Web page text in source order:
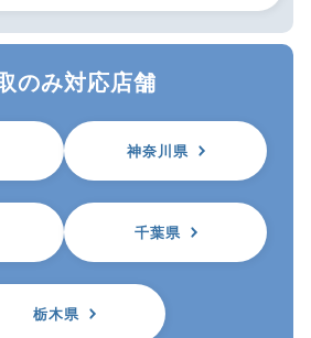
のみ対応店舗
神奈川県
千葉県
栃木県